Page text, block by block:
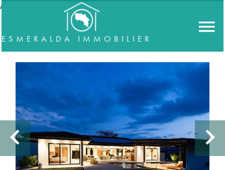
//accordeon
ESMERALDA IMMOBILIER